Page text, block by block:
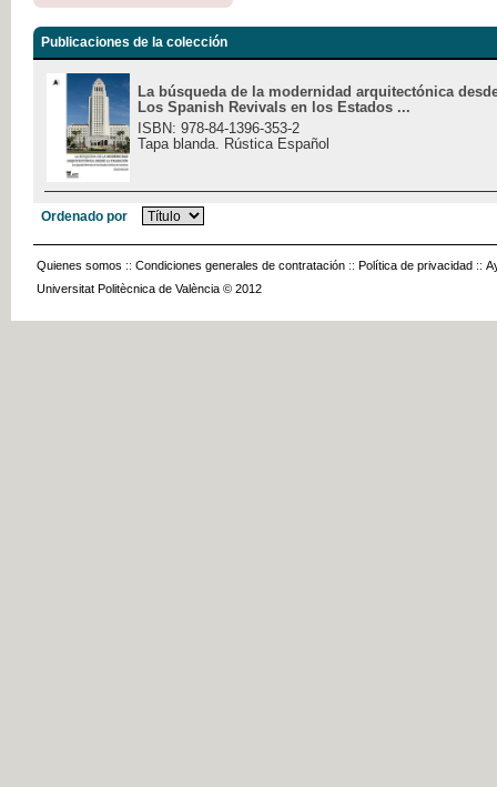
Publicaciones de la colección
La búsqueda de la modernidad arquitectónica
Los Spanish Revivals en los Estados ...
ISBN: 978-84-1396-353-2
Tapa blanda. Rústica Español
Ordenado por
Quienes somos :: Condiciones generales de contratación :: Política de privacidad ::
Universitat Politècnica de València © 2012